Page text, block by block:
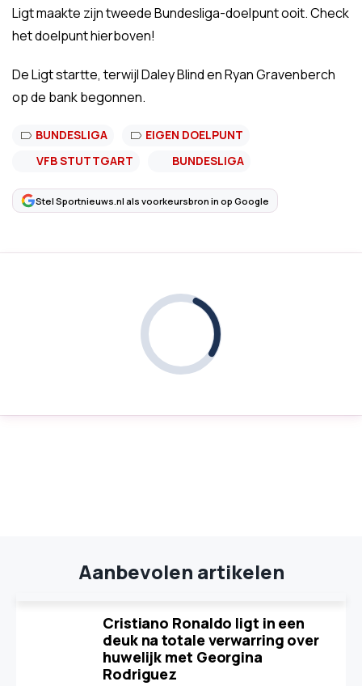
Ligt maakte zijn tweede Bundesliga-doelpunt ooit. Check
het doelpunt hierboven!
De Ligt startte, terwijl Daley Blind en Ryan Gravenberch
op de bank begonnen.
BUNDESLIGA
EIGEN DOELPUNT
VFB STUTTGART
BUNDESLIGA
Stel Sportnieuws.nl als voorkeursbron in op Google
Aanbevolen artikelen
Cristiano Ronaldo ligt in een
deuk na totale verwarring over
huwelijk met Georgina
Rodriguez